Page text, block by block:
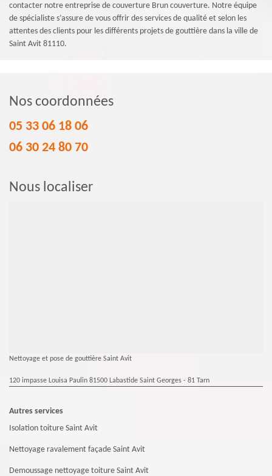
contacter notre entreprise de couverture Brun couverture. Notre équipe
de spécialiste s’assure de vous offrir des services de qualité et selon les
attentes des clients pour les différents projets de gouttière dans la ville de
Saint Avit 81110.
Nos coordonnées
05 33 06 18 06
06 30 24 80 70
Nous localiser
Nettoyage et pose de gouttière Saint Avit
120 impasse Louisa Paulin 81500 Labastide Saint Georges - 81 Tarn
Autres services
Isolation toiture Saint Avit
Nettoyage ravalement façade Saint Avit
Demoussage nettoyage toiture Saint Avit